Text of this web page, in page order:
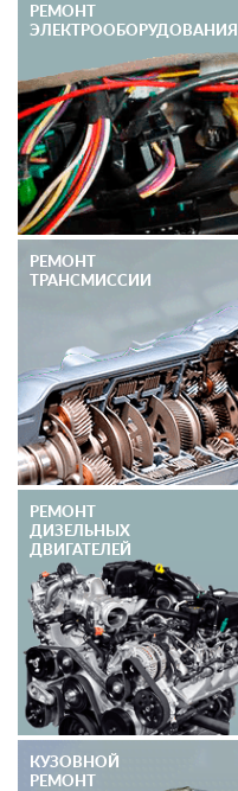
РЕМОНТ
ЭЛЕКТРО­ОБОРУДОВАНИЯ
РЕМОНТ
ТРАНСМИССИИ
РЕМОНТ
ДИЗЕЛЬНЫХ
ДВИГАТЕЛЕЙ
КУЗОВНОЙ
РЕМОНТ